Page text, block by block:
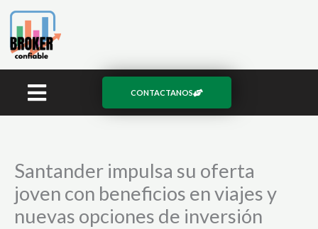
contenido
CONTACTANOS
Santander impulsa su oferta
joven con beneficios en viajes y
nuevas opciones de inversión